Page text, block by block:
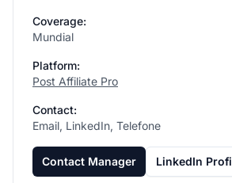
Coverage:
Mundial
Platform:
Post Affiliate Pro
Contact:
Email, LinkedIn, Telefone
Contact Manager LinkedIn